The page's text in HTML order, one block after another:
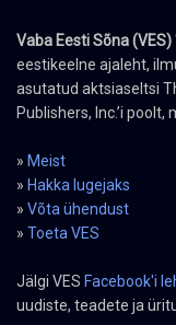
Vaba Eesti Sõna (VES)
eestikeelne ajaleht,
asutatud aktsiaseltsi
Publishers, Inc.’i
» Meist
» Hakka lugejaks
» Võta ühendust
» Toeta VES
Jälgi VES Facebook'i
uudiste, teadete ja